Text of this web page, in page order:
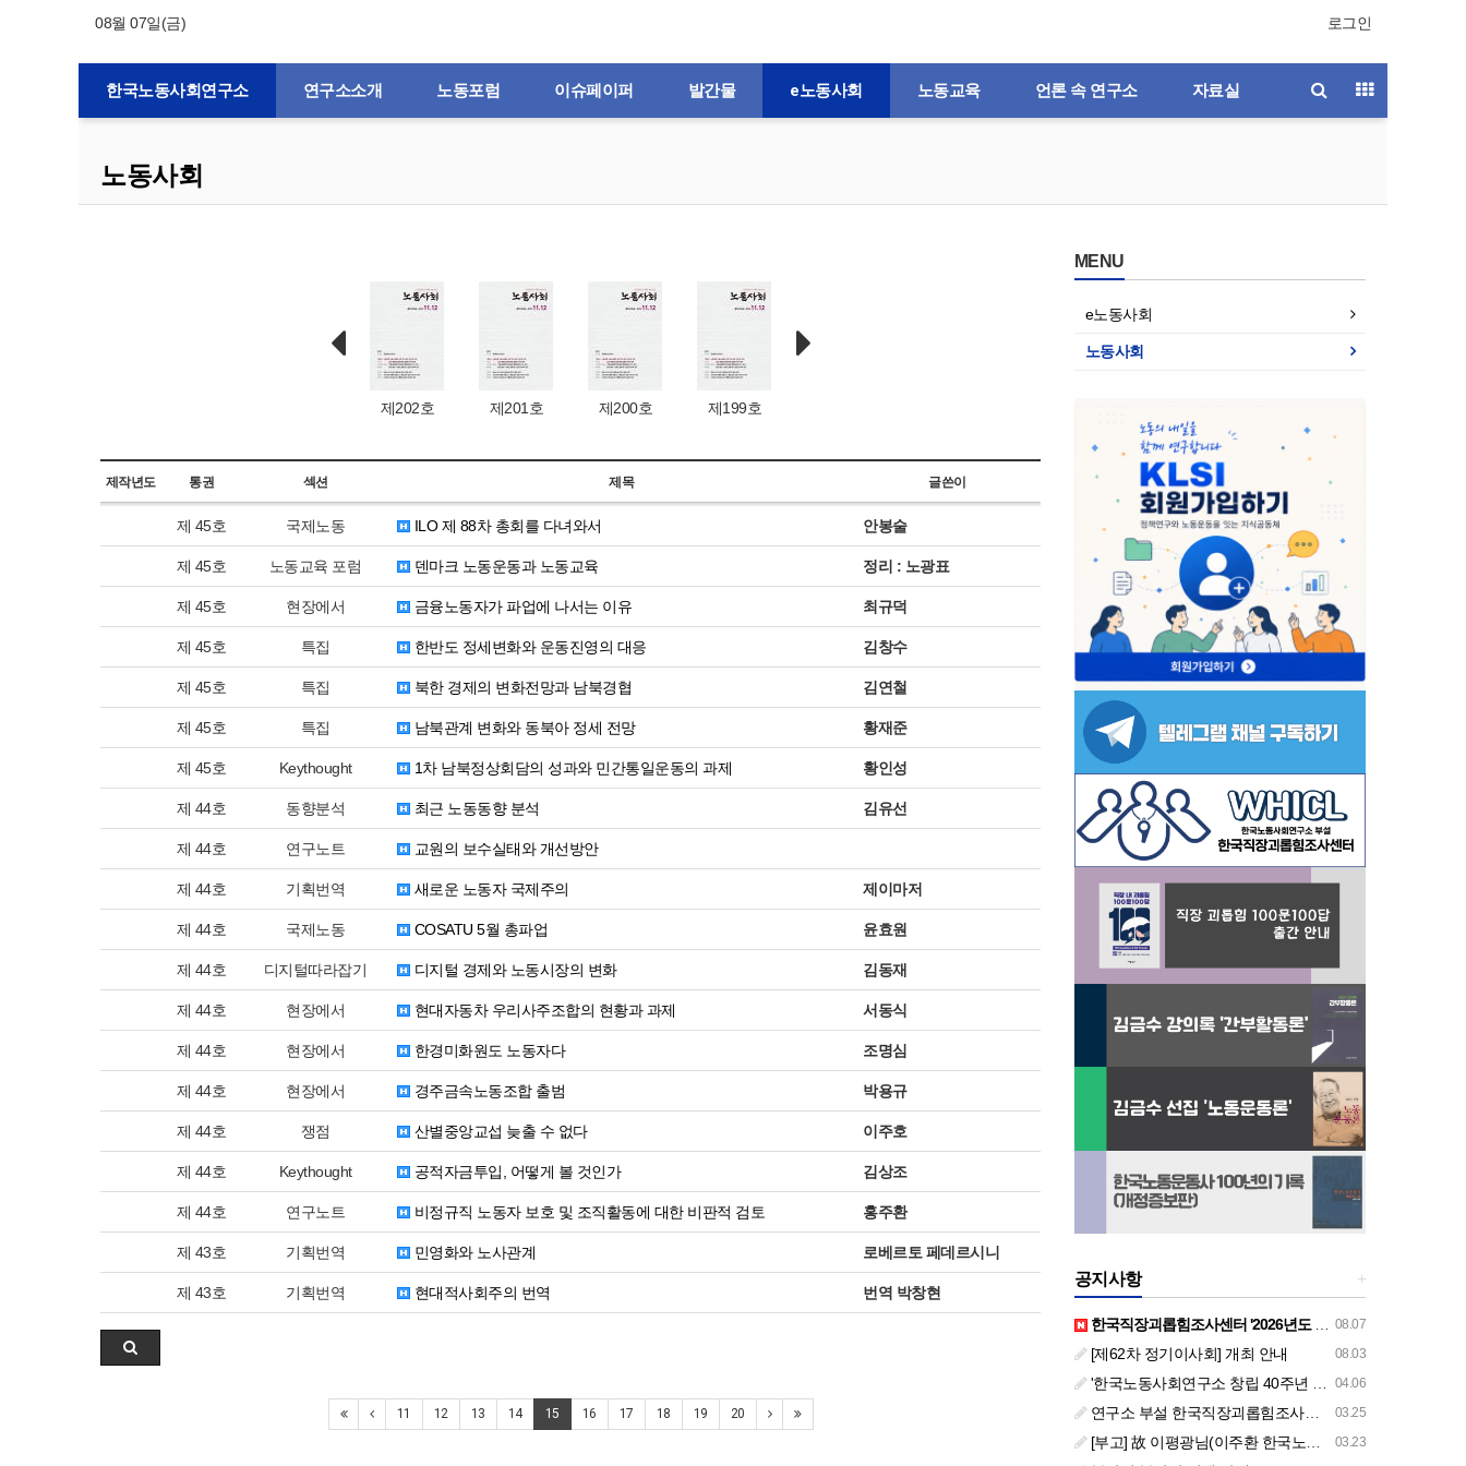
08월 07일(금) 로그인
한국노동사회연구소 연구소소개 노동포럼 이슈페이퍼 발간물 e노동사회 노동교육 언론 속 연구소 자료실
노동사회
제202호 제201호 제200호 제199호
제작년도 통권 섹션 제목 글쓴이
제 45호 국제노동 ILO 제 88차 총회를 다녀와서 안봉술
제 45호 노동교육 포럼 덴마크 노동운동과 노동교육 정리 : 노광표
제 45호 현장에서 금융노동자가 파업에 나서는 이유 최규덕
제 45호 특집 한반도 정세변화와 운동진영의 대응 김창수
제 45호 특집 북한 경제의 변화전망과 남북경협 김연철
제 45호 특집 남북관계 변화와 동북아 정세 전망 황재준
제 45호 Keythought 1차 남북정상회담의 성과와 민간통일운동의 과제 황인성
제 44호 동향분석 최근 노동동향 분석 김유선
제 44호 연구노트 교원의 보수실태와 개선방안
제 44호 기획번역 새로운 노동자 국제주의 제이마저
제 44호 국제노동 COSATU 5월 총파업 윤효원
제 44호 디지털따라잡기 디지털 경제와 노동시장의 변화 김동재
제 44호 현장에서 현대자동차 우리사주조합의 현황과 과제 서동식
제 44호 현장에서 한경미화원도 노동자다 조명심
제 44호 현장에서 경주금속노동조합 출범 박용규
제 44호 쟁점 산별중앙교섭 늦출 수 없다 이주호
제 44호 Keythought 공적자금투입, 어떻게 볼 것인가 김상조
제 44호 연구노트 비정규직 노동자 보호 및 조직활동에 대한 비판적 검토 홍주환
제 43호 기획번역 민영화와 노사관계 로베르토 페데르시니
제 43호 기획번역 현대적사회주의 번역 번역 박창현
11 12 13 14 15 16 17 18 19 20
MENU
e노동사회
노동사회
+
공지사항
08.07
한국직장괴롭힘조사센터 '2026년도 하반기 주요 사업 안내' (교육/컨설팅)
08.03
[제62차 정기이사회] 개최 안내
04.06
'한국노동사회연구소 창립 40주년 기념 행사 안내'
03.25
연구소 부설 한국직장괴롭힘조사센터 '2026년도 주요 사업 안내' (교육/컨설팅)
03.23
[부고] 故 이평광님(이주환 한국노동사회연구소 부소장 부친상)